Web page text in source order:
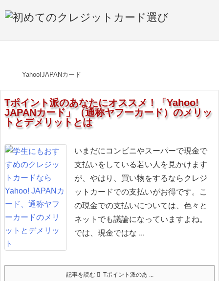

次へ
検索
Yahoo!JAPANカード
Tポイント派のあなたにオススメ！「Yahoo!
JAPANカード」（通称ヤフーカード）のメリッ
トとデメリットとは
いまだにコンビニやスーパーで現金で
支払いをしている若い人を見かけます
が、やはり、買い物をするならクレジ
ットカードでの支払いがお得です。こ
の現金での支払いについては、色々と
ネットでも議論になっていますよね。
では、現金ではな ...
記事を読む Tポイント派のあ ...